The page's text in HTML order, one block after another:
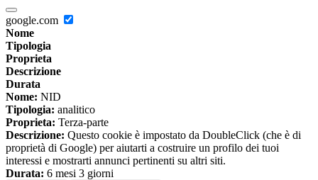
google.com
Nome
Tipologia
Proprieta
Descrizione
Durata
Nome: NID
Tipologia: analitico
Proprieta: Terza-parte
Descrizione: Questo cookie è impostato da DoubleClick (che è di
proprietà di Google) per aiutarti a costruire un profilo dei tuoi
interessi e mostrarti annunci pertinenti su altri siti.
Durata: 6 mesi 3 giorni